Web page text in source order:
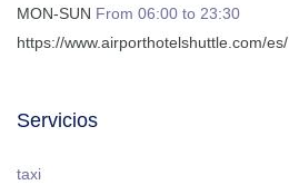
MON-SUN From 06:00 to 23:30
https://www.airporthotelshuttle.com/es/
Servicios
taxi